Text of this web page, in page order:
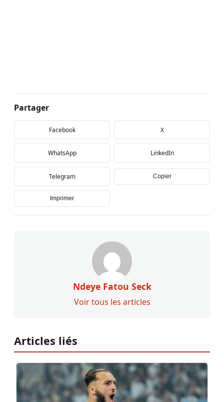
Partager
Facebook X
WhatsApp LinkedIn
Telegram Copier
Imprimer
Ndeye Fatou Seck
Voir tous les articles
Articles liés